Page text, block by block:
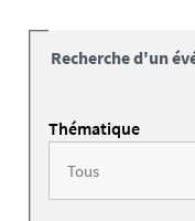
Recherche d'un
Thématique